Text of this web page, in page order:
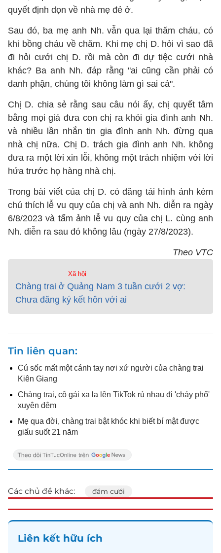
quyết định dọn về nhà mẹ đẻ ở.
Sau đó, ba mẹ anh Nh. vẫn qua lại thăm cháu, có
khi bồng cháu về chăm. Khi mẹ chị D. hỏi vì sao đã
đi hỏi cưới chị D. rồi mà còn đi dự tiệc cưới nhà
khác? Ba anh Nh. đáp rằng "ai cũng cần phải có
danh phận, chúng tôi không làm gì sai cả".
Chị D. chia sẻ rằng sau câu nói ấy, chị quyết tâm
bằng mọi giá đưa con chị ra khỏi gia đình anh Nh.
và nhiều lần nhắn tin gia đình anh Nh. đừng qua
nhà chị nữa. Chị D. trách gia đình anh Nh. không
đưa ra một lời xin lỗi, không một trách nhiệm với lời
hứa trước họ hàng nhà chị.
Trong bài viết của chị D. có đăng tải hình ảnh kèm
chú thích lễ vu quy của chị và anh Nh. diễn ra ngày
6/8/2023 và tấm ảnh lễ vu quy của chị L. cùng anh
Nh. diễn ra sau đó không lâu (ngày 27/8/2023).
Theo VTC
Xã hội
Chàng trai ở Quảng Nam 3 tuần cưới 2 vợ:
Chưa đăng ký kết hôn với ai
Tin liên quan
Cú sốc mất một cánh tay nơi xứ người của chàng trai
Kiên Giang
Chàng trai, cô gái xa lạ lên TikTok rủ nhau đi 'cháy phố'
xuyên đêm
Mẹ qua đời, chàng trai bật khóc khi biết bí mật được
giấu suốt 21 năm
Các chủ đề khác: đám cưới
Liên kết hữu ích